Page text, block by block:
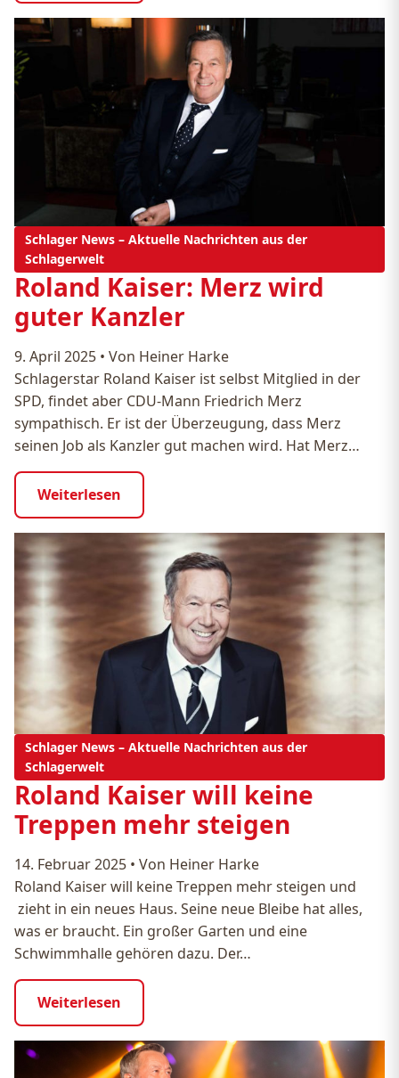
Schlager News – Aktuelle Nachrichten aus der
Schlagerwelt
Roland Kaiser: Merz wird
guter Kanzler
9. April 2025 • Von Heiner Harke
Schlagerstar Roland Kaiser ist selbst Mitglied in der
SPD, findet aber CDU-Mann Friedrich Merz
sympathisch. Er ist der Überzeugung, dass Merz
seinen Job als Kanzler gut machen wird. Hat Merz…
Weiterlesen
Schlager News – Aktuelle Nachrichten aus der
Schlagerwelt
Roland Kaiser will keine
Treppen mehr steigen
14. Februar 2025 • Von Heiner Harke
Roland Kaiser will keine Treppen mehr steigen und
zieht in ein neues Haus. Seine neue Bleibe hat alles,
was er braucht. Ein großer Garten und eine
Schwimmhalle gehören dazu. Der…
Weiterlesen